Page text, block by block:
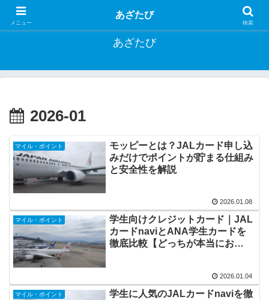
お得に旅する方法や一人旅行記など
あざたび
2026-01
マイル・ポイント
モッピーとは？JALカード申し込
みだけでポイントが貯まる仕組み
と安全性を解説
2026.01.08
マイル・ポイント
学生向けクレジットカード｜JAL
カードnaviとANA学生カードを
徹底比較【どっちが本当にお
2026.01.04
マイル・ポイント
学生に人気のJALカードnaviを徹
メニュー
あざたび
検索